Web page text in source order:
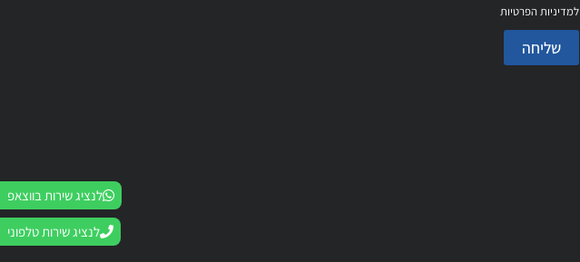
למדיניות הפרטיות
שליחה
לנציג שירות בווצאפ
לנציג שירות טלפוני